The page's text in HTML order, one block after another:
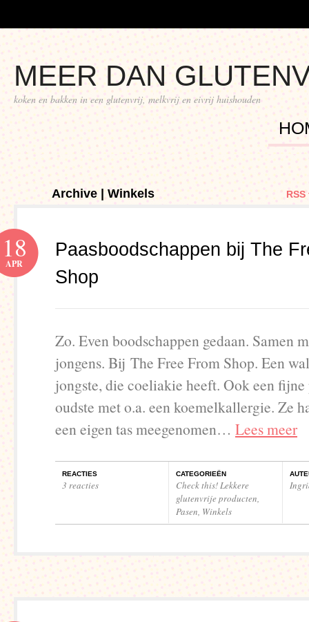
MEER DAN
koken en bakken in een glutenvrij, melkvrij en eivrij huishouden
Archive | Winkels
Paasboodschappen bij The
Shop
18
APR
Zo. Even boodschappen gedaan. Samen
jongens. Bij The Free From Shop. Een
jongste, die coeliakie heeft. Ook een
oudste met o.a. een koemelkallergie. Ze
een eigen tas meegenomen… Lees meer
REACTIES
3 reacties
CATEGORIEËN
Check this! Lekkere
glutenvrije producten,
Pasen, Winkels